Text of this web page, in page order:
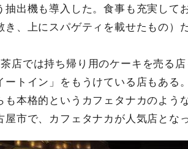
抽出機も導入した。食事も充実して
き、上にスパゲティを載せたもの）だ
店では持ち帰り用のケーキを売る
ートイン」をもうけている店もある
も本格的というカフェタナカのよう
屋市で、カフェタナカが人気店とな